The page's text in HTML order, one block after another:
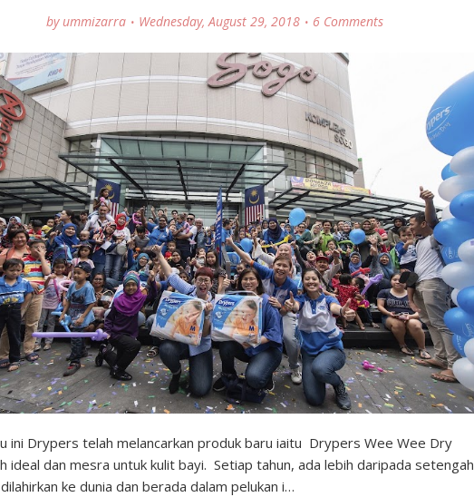
by ummizarra Wednesday, August 29, 2018 6 Comments
ini Drypers telah melancarkan produk baru iaitu Drypers Wee Wee Dry
ideal dan mesra untuk kulit bayi. Setiap tahun, ada lebih daripada setengah
ke dunia dan berada dalam pelukan i…